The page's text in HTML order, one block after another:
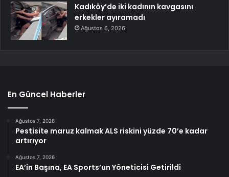
Kadıköy’de iki kadının kavgasını
erkekler ayıramadı
Ağustos 6, 2026
En Güncel Haberler
Ağustos 7, 2026
Pestisite maruz kalmak ALS riskini yüzde 70’e kadar
artırıyor
Ağustos 7, 2026
EA’in Başına, EA Sports’un Yöneticisi Getirildi